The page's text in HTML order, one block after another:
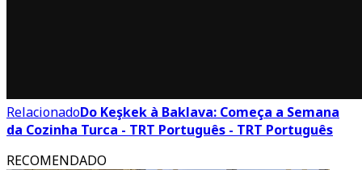
RelacionadoDo Keşkek à Baklava: Começa a Semana
da Cozinha Turca - TRT Português - TRT Português
RECOMENDADO